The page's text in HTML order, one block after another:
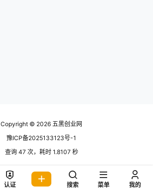
Copyright © 2026 五黑创业网
豫ICP备2025133123号-1
查询 47 次，耗时 1.8107 秒
认证 搜索 菜单 我的